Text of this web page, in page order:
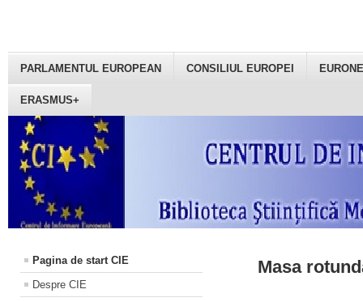
PARLAMENTUL EUROPEAN CONSILIUL EUROPEI
ERASMUS+
Pagina de start CIE
Despre CIE
Masa